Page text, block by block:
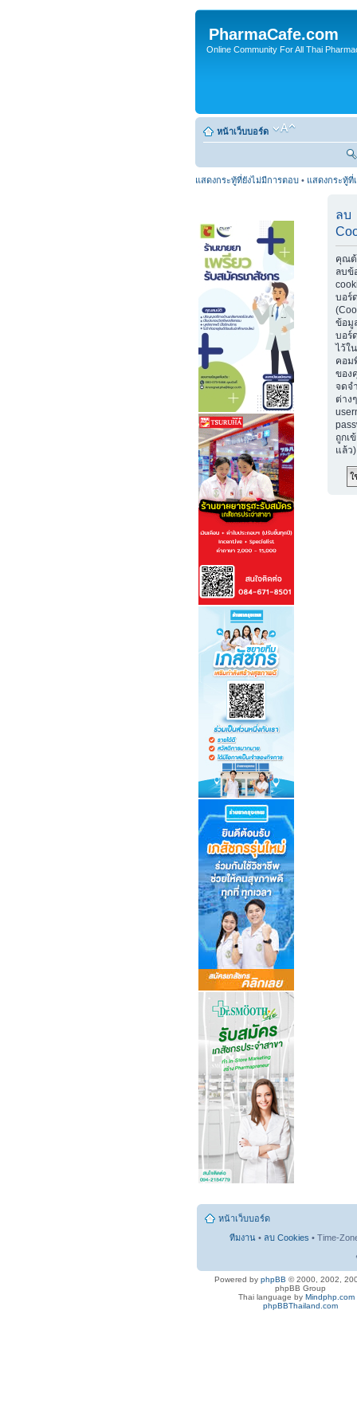
PharmaCafe.com
Online Community For All Thai
หน้าเว็บบอร์ด
แสดงกระทู้ที่ยังไม่มีการตอบ • แสดงกระทู้ที่
ลบ
คุณต้
ลบข้
บอร์
ข้อมู
บอร์
ไว้ใน
คอม
ของ
จดจ
ต่าง
ถูกเ
แล้ว)
หน้าเว็บบอร์ด
ทีมงาน • ลบ Cookies • Time-
Powered by phpBB © 2000, 2002,
phpBB Group
Thai language by Mindphp.com
phpBBThailand.com